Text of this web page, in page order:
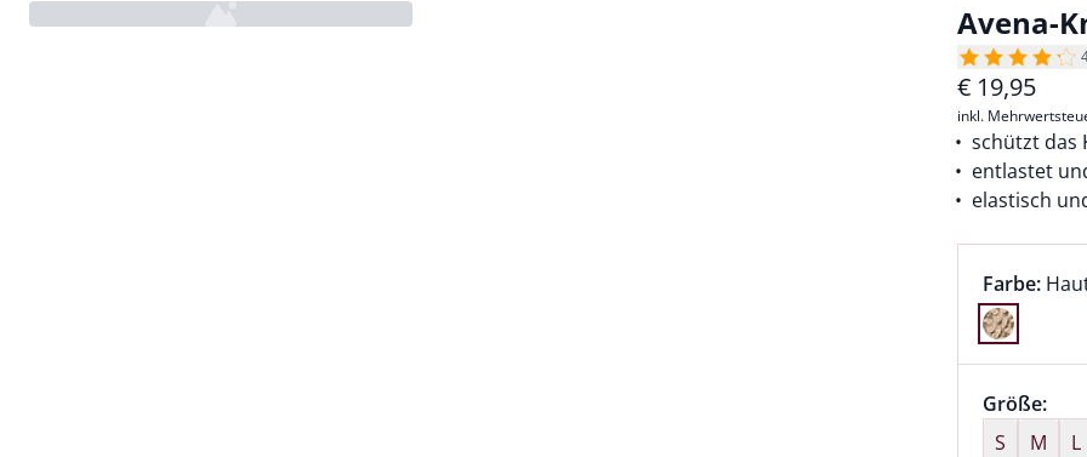
Avena-
€ 19,95
inkl.
schützt das
entlastet
elastisch
Farbe:
Farbe Haut
Größe:
S
M L